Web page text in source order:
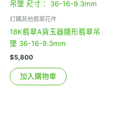
訂購其他翡翠花件
18K翡翠A貨玉器隨形翡翠吊
墜 36-16-9.3mm
$5,800
加入購物車